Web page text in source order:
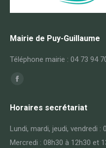
Mairie de Puy-Guillaume
Téléphone mairie : 04 73 94
Trouvez nous sur :
Facebook
opens
Horaires secrétariat
Lundi, mardi, jeudi, vendredi :
Mercredi : 08h30 à 12h30 et